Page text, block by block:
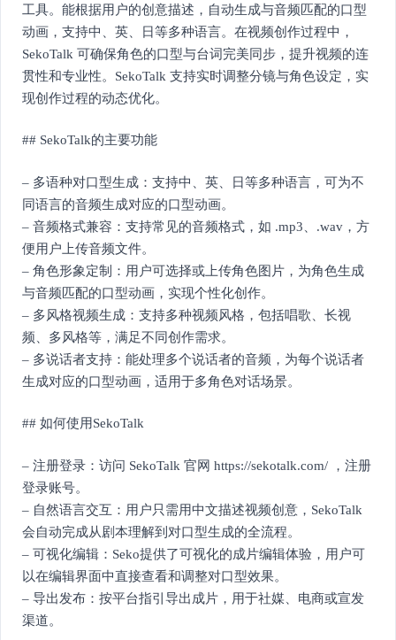
工具。能根据用户的创意描述，自动生成与音频匹配的口型
动画，支持中、英、日等多种语言。在视频创作过程中，
SekoTalk 可确保角色的口型与台词完美同步，提升视频的连
贯性和专业性。SekoTalk 支持实时调整分镜与角色设定，实
现创作过程的动态优化。
## SekoTalk的主要功能
– 多语种对口型生成：支持中、英、日等多种语言，可为不
同语言的音频生成对应的口型动画。
– 音频格式兼容：支持常见的音频格式，如 .mp3、.wav，方
便用户上传音频文件。
– 角色形象定制：用户可选择或上传角色图片，为角色生成
与音频匹配的口型动画，实现个性化创作。
– 多风格视频生成：支持多种视频风格，包括唱歌、长视
频、多风格等，满足不同创作需求。
– 多说话者支持：能处理多个说话者的音频，为每个说话者
生成对应的口型动画，适用于多角色对话场景。
## 如何使用SekoTalk
– 注册登录：访问 SekoTalk 官网 https://sekotalk.com/ ，注册
登录账号。
– 自然语言交互：用户只需用中文描述视频创意，SekoTalk
会自动完成从剧本理解到对口型生成的全流程。
– 可视化编辑：Seko提供了可视化的成片编辑体验，用户可
以在编辑界面中直接查看和调整对口型效果。
– 导出发布：按平台指引导出成片，用于社媒、电商或宣发
渠道。